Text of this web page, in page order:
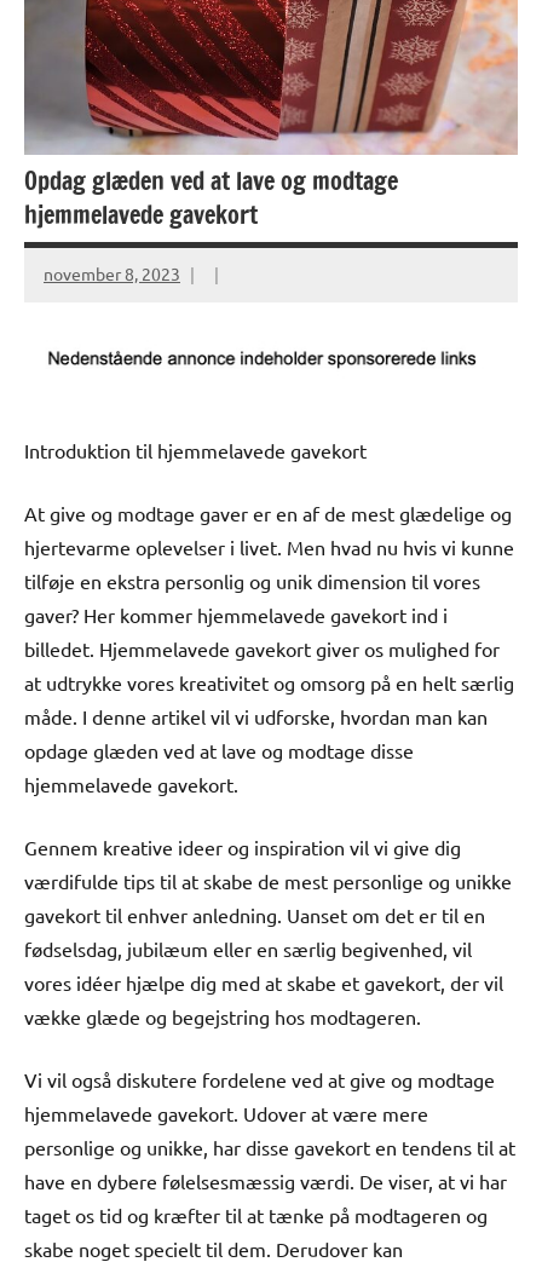
Opdag glæden ved at lave og modtage
hjemmelavede gavekort
november 8, 2023
Introduktion til hjemmelavede gavekort
At give og modtage gaver er en af de mest glædelige og
hjertevarme oplevelser i livet. Men hvad nu hvis vi kunne
tilføje en ekstra personlig og unik dimension til vores
gaver? Her kommer hjemmelavede gavekort ind i
billedet. Hjemmelavede gavekort giver os mulighed for
at udtrykke vores kreativitet og omsorg på en helt særlig
måde. I denne artikel vil vi udforske, hvordan man kan
opdage glæden ved at lave og modtage disse
hjemmelavede gavekort.
Gennem kreative ideer og inspiration vil vi give dig
værdifulde tips til at skabe de mest personlige og unikke
gavekort til enhver anledning. Uanset om det er til en
fødselsdag, jubilæum eller en særlig begivenhed, vil
vores idéer hjælpe dig med at skabe et gavekort, der vil
vække glæde og begejstring hos modtageren.
Vi vil også diskutere fordelene ved at give og modtage
hjemmelavede gavekort. Udover at være mere
personlige og unikke, har disse gavekort en tendens til at
have en dybere følelsesmæssig værdi. De viser, at vi har
taget os tid og kræfter til at tænke på modtageren og
skabe noget specielt til dem. Derudover kan